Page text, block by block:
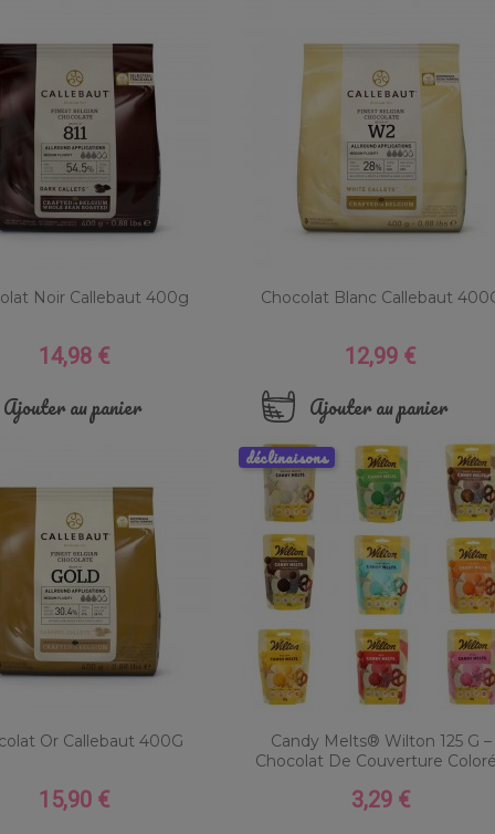
Noir Callebaut 400g
Prix
14,98 €
Ajouter au panier
Chocolat Blanc Callebaut
Prix
12,99 €
Ajouter au panier
Or Callebaut 400G
Prix
15,90 €
Candy Melts® Wilton 125 G –
Chocolat De Couverture
Prix
3,29 €
déclinaisons